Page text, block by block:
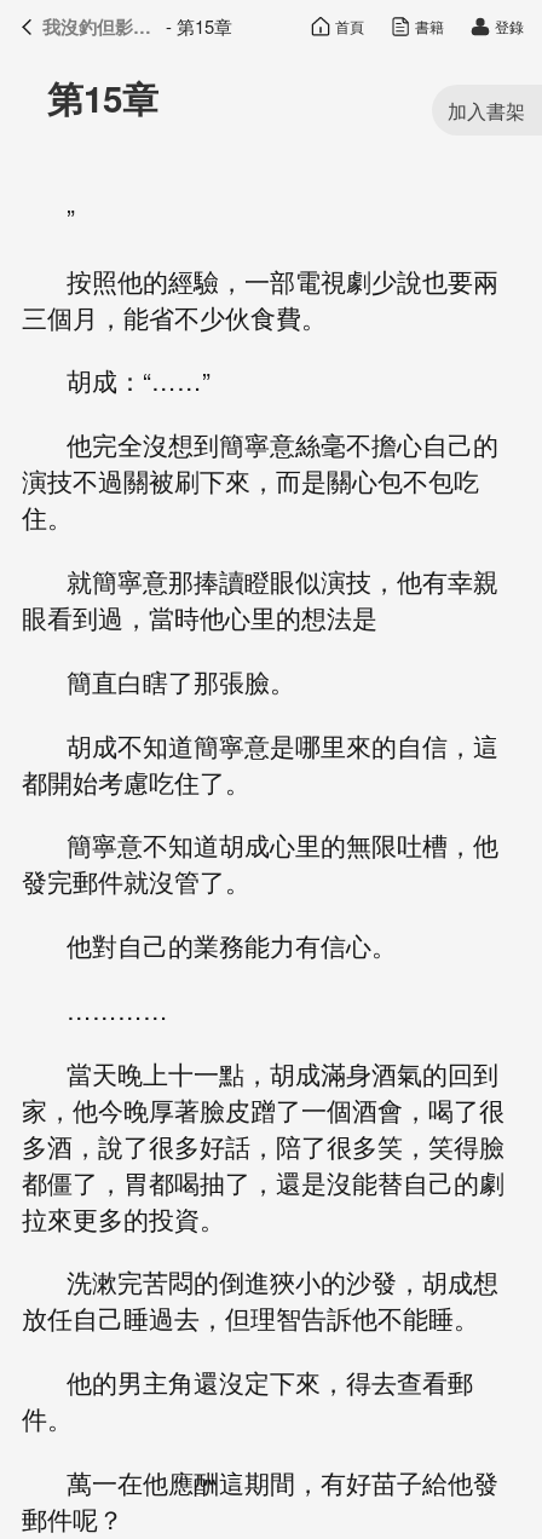
我沒釣但影帝真香了 目錄
第15章
”
按照他的經驗，一部電視劇少說也要兩
三個月，能省不少伙食費。
胡成：“……”
他完全沒想到簡寧意絲毫不擔心自己的
演技不過關被刷下來，而是關心包不包吃
住。
就簡寧意那捧讀瞪眼似演技，他有幸親
眼看到過，當時他心里的想法是
簡直白瞎了那張臉。
胡成不知道簡寧意是哪里來的自信，這
都開始考慮吃住了。
簡寧意不知道胡成心里的無限吐槽，他
發完郵件就沒管了。
他對自己的業務能力有信心。
…………
當天晚上十一點，胡成滿身酒氣的回到
家，他今晚厚著臉皮蹭了一個酒會，喝了很
多酒，說了很多好話，陪了很多笑，笑得臉
都僵了，胃都喝抽了，還是沒能替自己的劇
拉來更多的投資。
洗漱完苦悶的倒進狹小的沙發，胡成想
放任自己睡過去，但理智告訴他不能睡。
他的男主角還沒定下來，得去查看郵
件。
萬一在他應酬這期間，有好苗子給他發
郵件呢？
我沒釣但影帝真香了 - 第15章 首頁 書籍 登錄